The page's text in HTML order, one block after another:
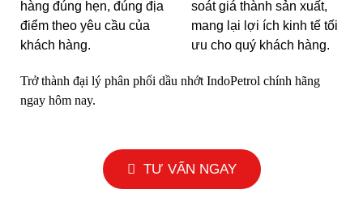
hàng đúng hẹn, đúng địa
điểm theo yêu cầu của
khách hàng.
soát giá thành sản xuất,
mang lại lợi ích kinh tế tối
ưu cho quý khách hàng.
Trở thành đại lý phân phối dầu nhớt IndoPetrol chính hãng
ngay hôm nay.
TƯ VẤN NGAY